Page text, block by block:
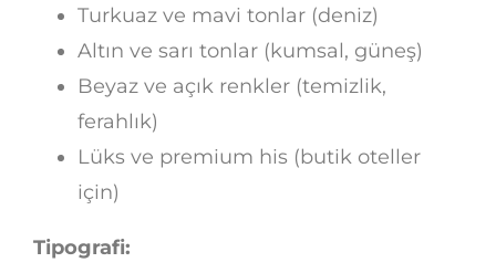
Turkuaz ve mavi tonlar (deniz)
Altın ve sarı tonlar (kumsal, güneş)
Beyaz ve açık renkler (temizlik,
ferahlık)
Lüks ve premium his (butik oteller
için)
Tipografi: